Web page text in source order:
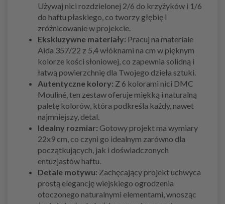
Używaj nici rozdzielonej 2/6 do krzyżyków i 1/6
do haftu płaskiego, co tworzy głębię i
zróżnicowanie w projekcie.
Ekskluzywne materiały: Pracuj na materiale
Aida 357/22 z 5,4 włóknami na cm w pięknym
kolorze kości słoniowej, co zapewnia solidną i
łatwą powierzchnię dla Twojego dzieła sztuki.
Autentyczne kolory: Z 6 kolorami nici DMC
Mouliné, ten zestaw oferuje miękką i naturalną
paletę kolorów, która podkreśla każdy, nawet
najmniejszy, detal.
Idealny rozmiar: Gotowy projekt ma wymiary
22x9 cm, co czyni go idealnym zarówno dla
początkujących, jak i doświadczonych
entuzjastów haftu.
Detale motywu: Zachęcający projekt uchwyca
prostą elegancję wiejskiego ogrodzenia
otoczonego naturalnymi elementami, wnosząc